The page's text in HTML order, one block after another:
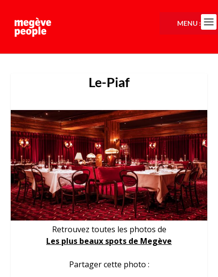
Le-Piaf
Retrouvez toutes les photos de
Les plus beaux spots de Megève
Partager cette photo :
MENU :